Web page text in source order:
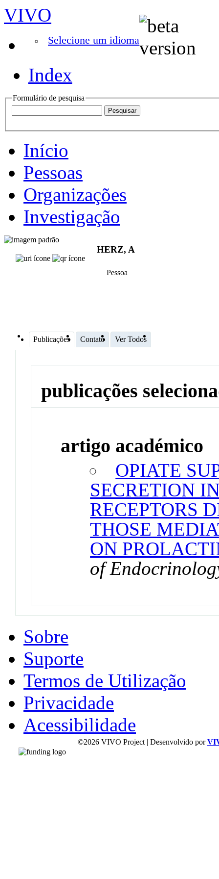
VIVO
Selecione um idioma
Index
Formulário de pesquisa
Início
Pessoas
Organizações
Investigação
HERZ, A
Pessoa
Publicações Contato Ver Todos
publicações
artigo académico
OPIATE
SECRETION
RECEPTORS
THOSE
ON
of
Sobre
Suporte
Termos de Utilização
Privacidade
Acessibilidade
©2026 VIVO Project | Desenvolvido por